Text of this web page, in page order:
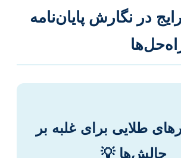
در نگارش پایان‌نامه
طلایی برای غلبه بر
چالش‌ها 💡